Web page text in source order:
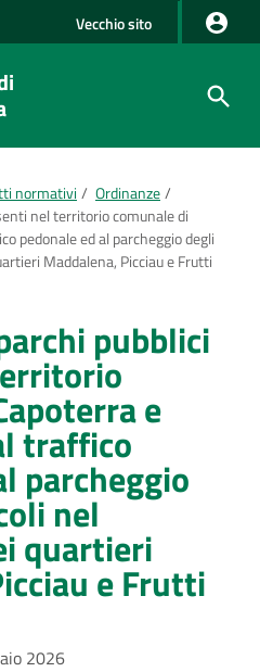
Vecchio sito
navigazione
normativi / Ordinanze/
nel territorio comunale di
pedonale ed al parcheggio degli
Maddalena, Picciau e Frutti
pubblici
e
traffico
parcheggio
nel
quartieri
e Frutti
2026